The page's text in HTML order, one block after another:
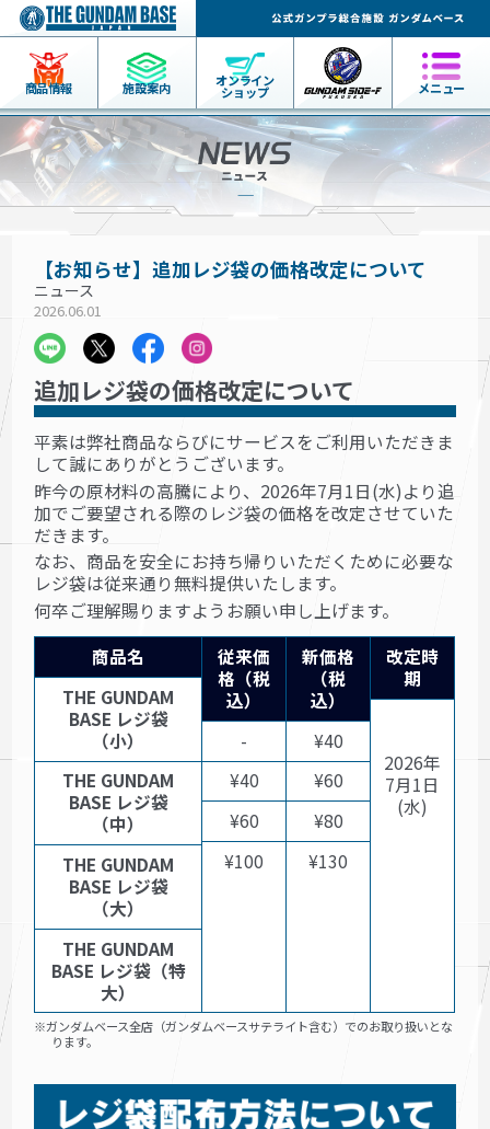
商品情報 施設案内 オンライン
ショップ メニュー
【お知らせ】追加レジ袋の価格改定について
ニュース
2026.06.01
追加レジ袋の価格改定について
平素は弊社商品ならびにサービスをご利用いただきま
して誠にありがとうございます。
昨今の原材料の高騰により、2026年7月1日(水)より追
加でご要望される際のレジ袋の価格を改定させていた
だきます。
なお、商品を安全にお持ち帰りいただくために必要な
レジ袋は従来通り無料提供いたします。
何卒ご理解賜りますようお願い申し上げます。
商品名
THE GUNDAM
BASE レジ袋
（小）
THE GUNDAM
BASE レジ袋
（中）
THE GUNDAM
BASE レジ袋
（大）
THE GUNDAM
BASE レジ袋（特
大）
従来価
格（税
込）
-
¥40
¥60
¥100
新価格
（税
込）
¥40
¥60
¥80
¥130
改定時
期
2026年
7月1日
(水)
※ガンダムベース全店（ガンダムベースサテライト含む）でのお取り扱いとな
ります。